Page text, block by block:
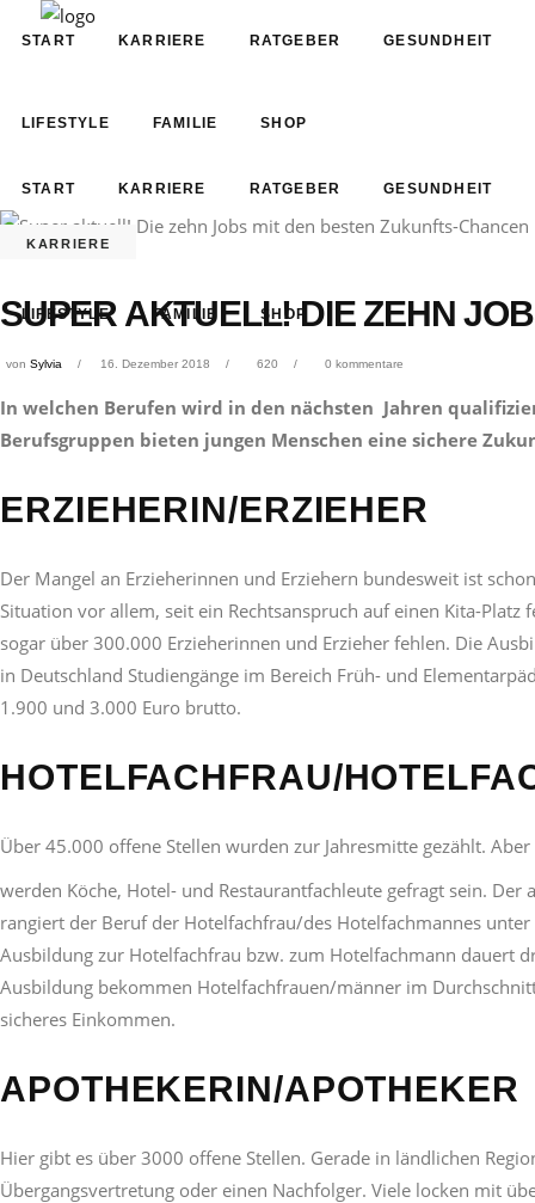
START KARRIERE RATGEBER GESUNDHEIT
LIFESTYLE FAMILIE SHOP
START KARRIERE RATGEBER GESUNDHEIT
LIFESTYLE FAMILIE SHOP
KARRIERE
SUPER AKTUELL! DIE ZEHN
von Sylvia 16. Dezember 2018 620 0 kommentare
In welchen Berufen wird in den nächsten Jahren
Berufsgruppen bieten jungen Menschen eine sichere
ERZIEHERIN/ERZIEHER
Der Mangel an Erzieherinnen und Erziehern bundesweit ist
Situation vor allem, seit ein Rechtsanspruch auf einen Kita-
sogar über 300.000 Erzieherinnen und Erzieher fehlen. Die
in Deutschland Studiengänge im Bereich Früh- und
1.900 und 3.000 Euro brutto.
HOTELFACHFRAU/
Über 45.000 offene Stellen wurden zur Jahresmitte gezählt.
werden Köche, Hotel- und Restaurantfachleute gefragt sein.
rangiert der Beruf der Hotelfachfrau/des Hotelfachmannes
Ausbildung zur Hotelfachfrau bzw. zum Hotelfachmann dauert
Ausbildung bekommen Hotelfachfrauen/männer im
sicheres Einkommen.
APOTHEKERIN/APOTHEKER
Hier gibt es über 3000 offene Stellen. Gerade in ländlichen
Übergangsvertretung oder einen Nachfolger. Viele locken mit